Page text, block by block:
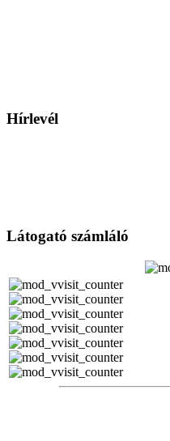
Hírlevél
Látogató számláló